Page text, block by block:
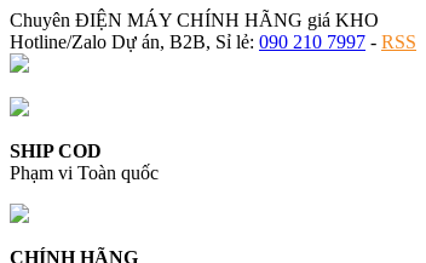
Chuyên ĐIỆN MÁY CHÍNH HÃNG giá KHO
Hotline/Zalo Dự án, B2B, Sỉ lẻ: 090 210 7997 - RSS
SHIP COD
Phạm vi Toàn quốc
CHÍNH HÃNG